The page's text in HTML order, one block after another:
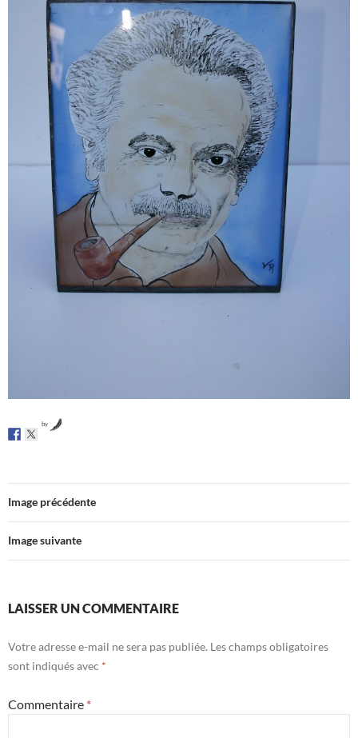
by
Image précédente
Image suivante
LAISSER UN COMMENTAIRE
Votre adresse e-mail ne sera pas publiée. Les champs obligatoires
sont indiqués avec *
Commentaire *